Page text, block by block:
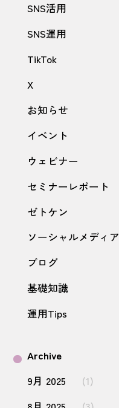
SNS活用
SNS運用
TikTok
X
お知らせ
イベント
ウェビナー
セミナーレポート
ゼトケン
ソーシャルメディア
ブログ
基礎知識
運用Tips
Archive
9月 2025
(1)